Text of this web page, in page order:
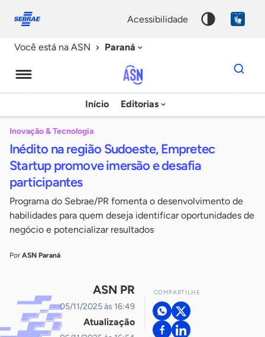
conosco
acessibilidade
Você está na ASN Paraná
Agência
Sebrae
Notícias
Início Editorias
Dados
para
chave
Inovação & Tecnologia
Inédito na região Sudoeste, Empretec
Startup promove imersão e desafia
participantes
Programa do Sebrae/PR fomenta o desenvolvimento de
habilidades para quem deseja identificar oportunidades de
negócio e potencializar resultados
Por ASN Paraná
ASN PR
05/11/2025 às 16:49
Atualização
COMPARTILHE